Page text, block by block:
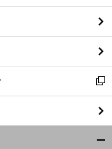
ン
ド
ウ
で
開
く
新
し
い
ウ
ィ